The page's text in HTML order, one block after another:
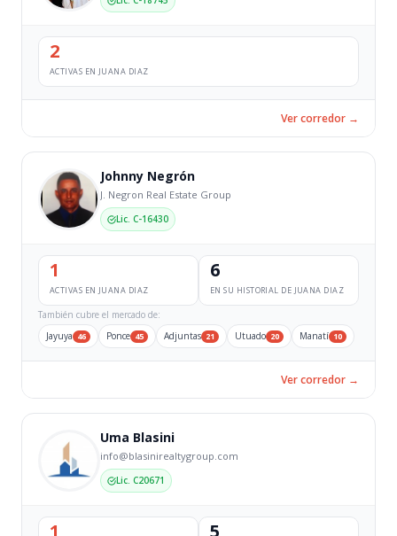
2
ACTIVAS EN JUANA DIAZ
Ver corredor →
Johnny Negrón
J. Negron Real Estate Group
Lic. C-16430
1
ACTIVAS EN JUANA DIAZ
6
EN SU HISTORIAL DE JUANA DIAZ
También cubre el mercado de:
Jayuya 46 Ponce 45 Adjuntas 21 Utuado 20 Manatí 10
Ver corredor →
Uma Blasini
info@blasinirealtygroup.com
Lic. C20671
1 5